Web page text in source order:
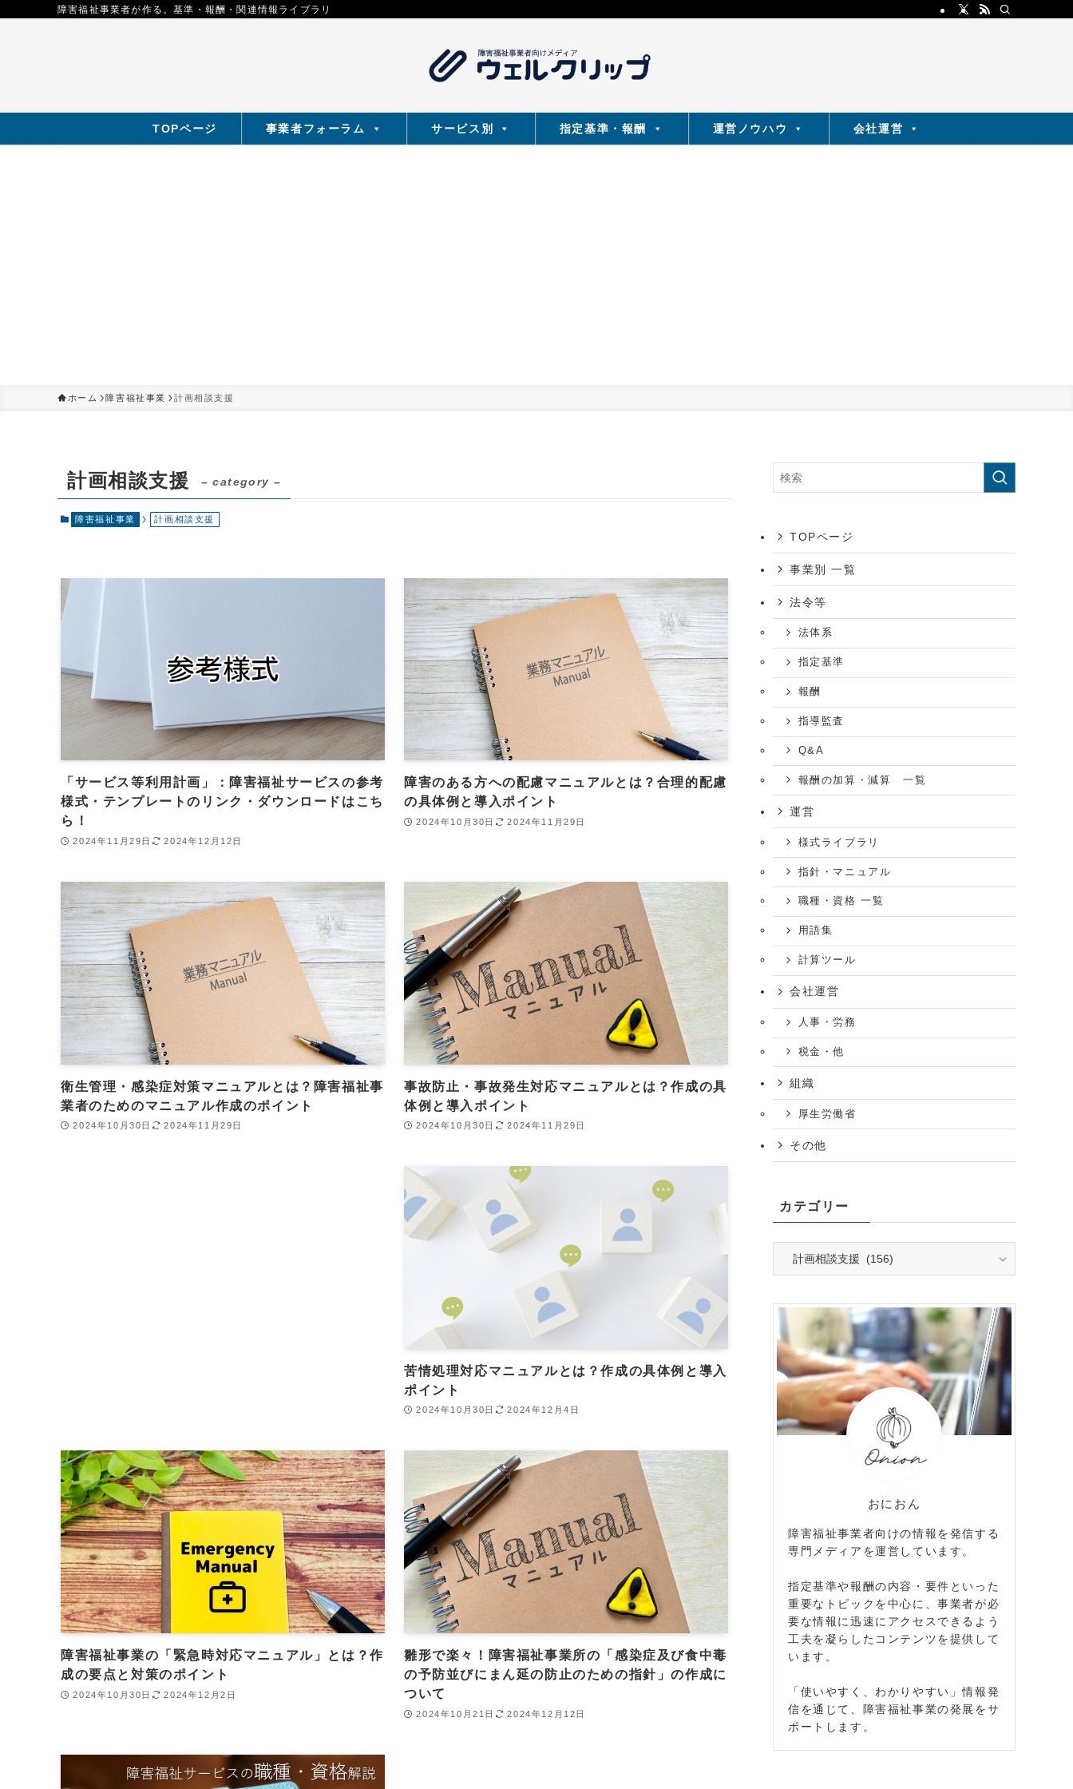
障害福祉事業者が作る。基準・報酬・関連情報ライブラリ
TOPページ 事業者フォーラム サービス別 指定基準・報酬 運営ノウハウ 会社運営
ホーム 障害福祉事業 計画相談支援
計画相談支援 – category –
障害福祉事業 計画相談支援
「サービス等利用計画」：障害福祉サービスの参考
様式・テンプレートのリンク・ダウンロードはこち
ら！
2024年11月29日 2024年12月12日
障害のある方への配慮マニュアルとは？合理的配慮
の具体例と導入ポイント
2024年10月30日 2024年11月29日
衛生管理・感染症対策マニュアルとは？障害福祉事
業者のためのマニュアル作成のポイント
2024年10月30日 2024年11月29日
事故防止・事故発生対応マニュアルとは？作成の具
体例と導入ポイント
2024年10月30日 2024年11月29日
苦情処理対応マニュアルとは？作成の具体例と導入
ポイント
2024年10月30日 2024年12月4日
障害福祉事業の「緊急時対応マニュアル」とは？作
成の要点と対策のポイント
2024年10月30日 2024年12月2日
雛形で楽々！障害福祉事業所の「感染症及び食中毒
の予防並びにまん延の防止のための指針」の作成に
ついて
2024年10月21日 2024年12月12日
TOPページ
事業別 一覧
法令等
法体系
指定基準
報酬
指導監査
Q&A
報酬の加算・減算 一覧
運営
様式ライブラリ
指針・マニュアル
職種・資格 一覧
用語集
計算ツール
会社運営
人事・労務
税金・他
組織
厚生労働省
その他
カテゴリー
リ
おにおん
障害福祉事業者向けの情報を発信する
専門メディアを運営しています。
指定基準や報酬の内容・要件といった
重要なトピックを中心に、事業者が必
要な情報に迅速にアクセスできるよう
工夫を凝らしたコンテンツを提供して
います。
「使いやすく、わかりやすい」情報発
信を通じて、障害福祉事業の発展をサ
ポートします。